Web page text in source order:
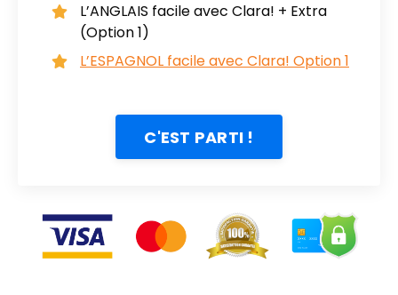
L’ANGLAIS facile avec Clara! + Extra
(Option 1)
L’ESPAGNOL facile avec Clara! Option 1
C'EST PARTI !